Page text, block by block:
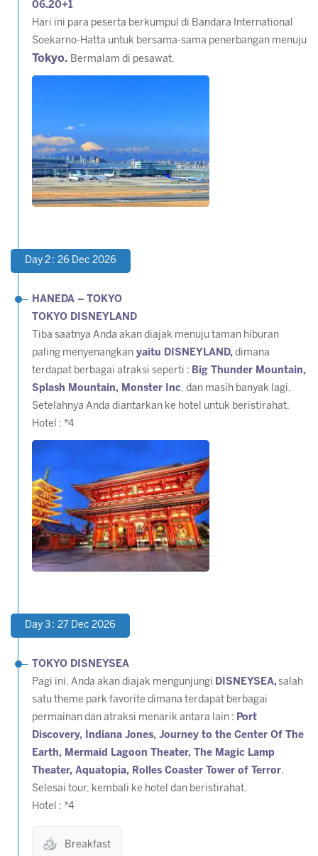
06.20+1
Hari ini para peserta berkumpul di Bandara International
Soekarno-Hatta untuk bersama-sama penerbangan menuju
Tokyo. Bermalam di pesawat.
Day 2 : 26 Dec 2026
HANEDA – TOKYO
TOKYO DISNEYLAND
Tiba saatnya Anda akan diajak menuju taman hiburan
paling menyenangkan yaitu DISNEYLAND, dimana
terdapat berbagai atraksi seperti : Big Thunder Mountain,
Splash Mountain, Monster Inc, dan masih banyak lagi.
Setelahnya Anda diantarkan ke hotel untuk beristirahat.
Hotel : *4
Day 3 : 27 Dec 2026
TOKYO DISNEYSEA
Pagi ini, Anda akan diajak mengunjungi DISNEYSEA,salah
satu theme park favorite dimana terdapat berbagai
permainan dan atraksi menarik antara lain : Port
Discovery, Indiana Jones, Journey to the Center Of The
Earth, Mermaid Lagoon Theater, The Magic Lamp
Theater, Aquatopia, Rolles Coaster Tower of Terror.
Selesai tour, kembali ke hotel dan beristirahat.
Hotel : *4
Breakfast